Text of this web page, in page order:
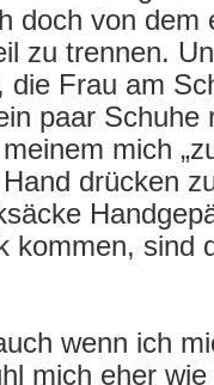
doch von dem
zu trennen.
die Frau am
paar Schuhe
mich
drücken
kommen, sind
wenn ich
mich eher